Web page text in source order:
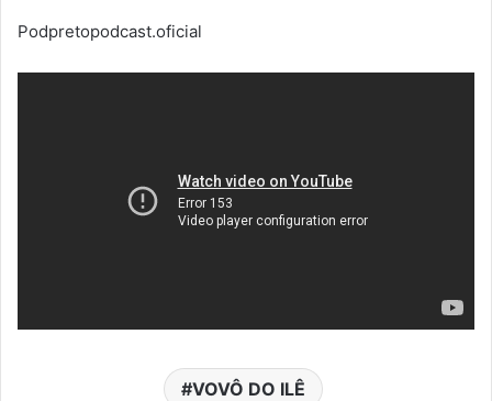
Podpretopodcast.oficial
VOVÔ DO ILÊ